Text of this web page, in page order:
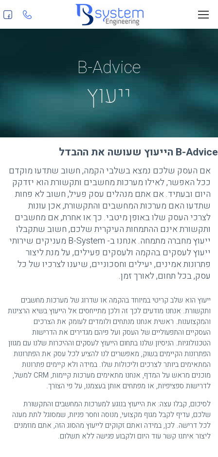
B-Advice
ייעוץ
B-Advice הייעוץ שעושה את ההבדל
אם העסק שלכם נמצא בשלבי הקמה, חשוב שתדעו מוקדם
ככל האפשר, לאילו מערכות מחשבים ותקשורת הוא יזדקק
היום ובעתיד. אם אתם מנהלים עסק פעיל, חשוב לא פחות
שתדעו האם מערכות המחשבים והתקשורת, אכן עונות
לצרכי העסק שלו באופן מיטבי. כך או אחרת, אם מחשבים
ותקשורת אינם ההתמחות העיקרית שלכם, חשוב שתקבלו
ייעוץ מחברה מתמחה. אנחנו ב- B-System מעניקים שירותי
ייעוץ לעסקים בהקמה ולעסקים פעילים, על מנת ליצור
פתרונות אמינים, יעילים וחסכוניים, שיענו לצרכיו של כל
עסק, בכל תחום, לאורך זמן.
ייעוץ הוא שלב קריטי במיוחד בהקמה או שדרוג של מערכות מחשבים
ותקשורת. אנחנו מודעים לכך זה ולכן מתייחסים אל הייעוץ בשיא הרצינות
והמקצוענות. ראשית אנחנו מנתחים ולומדים לעומק את הצרכים
העסקיים והתפעוליים של העסק ועל פיהם מגדירים את הדרישות
הטכנולוגיות. הניסיון שלנו בתחום הייעוץ לעסקים וההיכרות שלנו עם מגוון
הפתרונות הקיימים בשוק, מאפשרים לנו להציע לכל עסק את הפתרונות
המתאימים ביותר לצרכים וליכולות שלו. במידה ולא קיימים פתרונות
מוכנים מראש על המדף, אנחנו מתאימים מערכות קיימות, CRM למשל,
לדרישות ספציפיות, או מפתחים אותן בעצמנו, על פי הצורך.
לסיכום, קבלו עצה: את הייעוץ בנוגע למערכות המחשבים והתקשורת
שלכם, עדיף לקבל מגוף מקצועי, מנוסה וחסר פניות, שמסוגל לתת מענה
לכל דרישה. לכן, במידה ואתם זקוקים לייעוץ מהסוג הזה, אתם מוזמנים
ליצור איתנו קשר עוד היום ולקבוע פגישה ללא תשלום.